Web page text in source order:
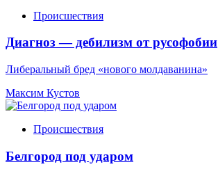
Происшествия
Диагноз — дебилизм от русофобии
Либеральный бред «нового молдаванина»
Максим Кустов
Происшествия
Белгород под ударом